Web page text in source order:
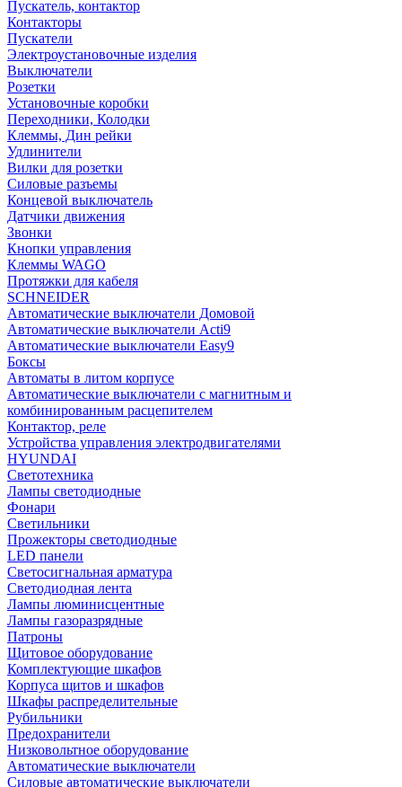
Пускатель, контактор
Контакторы
Пускатели
Электроустановочные изделия
Выключатели
Розетки
Установочные коробки
Переходники, Колодки
Клеммы, Дин рейки
Удлинители
Вилки для розетки
Силовые разъемы
Концевой выключатель
Датчики движения
Звонки
Кнопки управления
Клеммы WAGO
Протяжки для кабеля
SCHNEIDER
Автоматические выключатели Домовой
Автоматические выключатели Acti9
Автоматические выключатели Easy9
Боксы
Автоматы в литом корпусе
Автоматические выключатели с магнитным и
комбинированным расцепителем
Контактор, реле
Устройства управления электродвигателями
HYUNDAI
Светотехника
Лампы светодиодные
Фонари
Светильники
Прожекторы светодиодные
LED панели
Светосигнальная арматура
Светодиодная лента
Лампы люминисцентные
Лампы газоразрядные
Патроны
Щитовое оборудование
Комплектующие шкафов
Корпуса щитов и шкафов
Шкафы распределительные
Рубильники
Предохранители
Низковольтное оборудование
Автоматические выключатели
Силовые автоматические выключатели